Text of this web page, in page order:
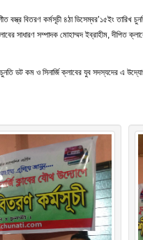
বিতরণ কর্মসূচী ৪ঠা ডিসেম্বর’১৫ইং তারিখ
সম্পাদক মোহাম্মদ ইব্রাহীম, দীপিত
কম ও সিনার্জি ক্লাবের যুব সদস্যদের এ